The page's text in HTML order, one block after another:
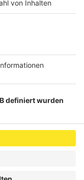
über diesen Link